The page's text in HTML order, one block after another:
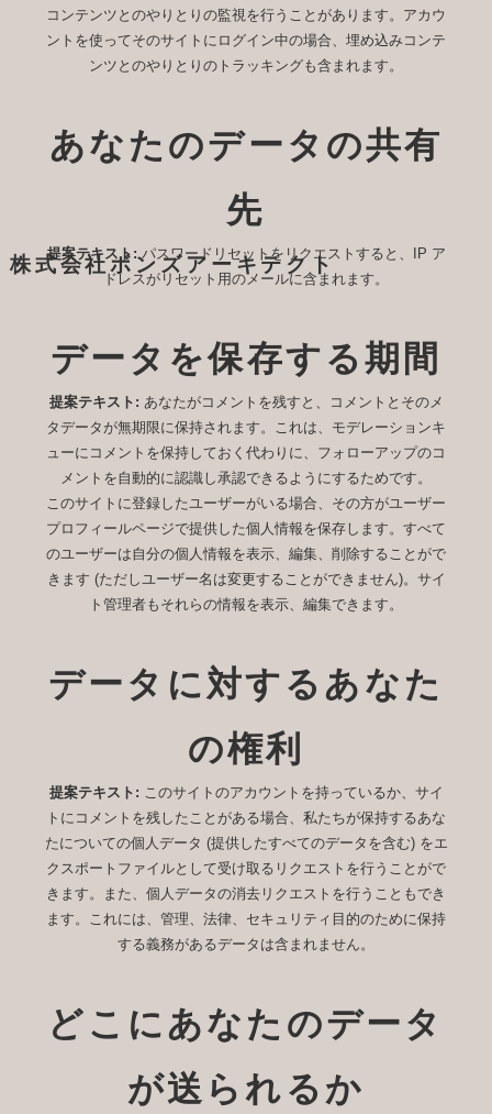
株式会社ボンズアーキテクト
コンテンツとのやりとりの監視を行うことがあります。アカウ
ントを使ってそのサイトにログイン中の場合、埋め込みコンテ
ンツとのやりとりのトラッキングも含まれます。
あなたのデータの共有
先
提案テキスト:パスワードリセットをリクエストすると、IP ア
ドレスがリセット用のメールに含まれます。
データを保存する期間
提案テキスト: あなたがコメントを残すと、コメントとそのメ
タデータが無期限に保持されます。これは、モデレーションキ
ューにコメントを保持しておく代わりに、フォローアップのコ
メントを自動的に認識し承認できるようにするためです。
このサイトに登録したユーザーがいる場合、その方がユーザー
プロフィールページで提供した個人情報を保存します。すべて
のユーザーは自分の個人情報を表示、編集、削除することがで
きます (ただしユーザー名は変更することができません)。サイ
ト管理者もそれらの情報を表示、編集できます。
データに対するあなた
の権利
提案テキスト: このサイトのアカウントを持っているか、サイ
トにコメントを残したことがある場合、私たちが保持するあな
たについての個人データ (提供したすべてのデータを含む) をエ
クスポートファイルとして受け取るリクエストを行うことがで
きます。また、個人データの消去リクエストを行うこともでき
ます。これには、管理、法律、セキュリティ目的のために保持
する義務があるデータは含まれません。
どこにあなたのデータ
が送られるか